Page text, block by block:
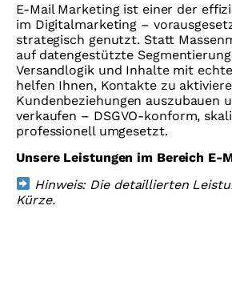
E-Mail Marketing ist einer der
im Digitalmarketing –
strategisch genutzt. Statt
auf datengestützte
Versandlogik und Inhalte mit
helfen Ihnen, Kontakte zu
Kundenbeziehungen auszubauen
verkaufen – DSGVO-konform,
professionell umgesetzt.
Unsere Leistungen im Bereich E-
Hinweis: Die detaillierten
Kürze.